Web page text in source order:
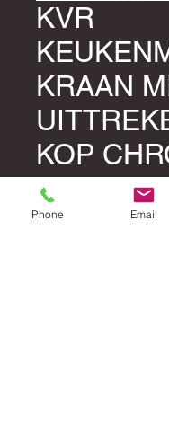
KVR
KRAAN
KOP
€ 400,00 Prijs
Phone Email